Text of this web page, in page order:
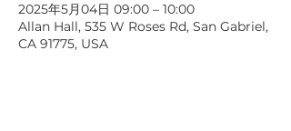
2025年5月04日 09:00 – 10:00
Allan Hall, 535 W Roses Rd, San Gabriel,
CA 91775, USA